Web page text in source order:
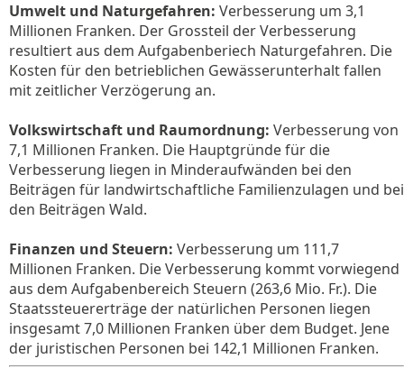
Umwelt und Naturgefahren: Verbesserung um 3,1
Millionen Franken. Der Grossteil der Verbesserung
resultiert aus dem Aufgabenberiech Naturgefahren. Die
Kosten für den betrieblichen Gewässerunterhalt fallen
mit zeitlicher Verzögerung an.
Volkswirtschaft und Raumordnung: Verbesserung von
7,1 Millionen Franken. Die Hauptgründe für die
Verbesserung liegen in Minderaufwänden bei den
Beiträgen für landwirtschaftliche Familienzulagen und bei
den Beiträgen Wald.
Finanzen und Steuern: Verbesserung um 111,7
Millionen Franken. Die Verbesserung kommt vorwiegend
aus dem Aufgabenbereich Steuern (263,6 Mio. Fr.). Die
Staatssteuererträge der natürlichen Personen liegen
insgesamt 7,0 Millionen Franken über dem Budget. Jene
der juristischen Personen bei 142,1 Millionen Franken.